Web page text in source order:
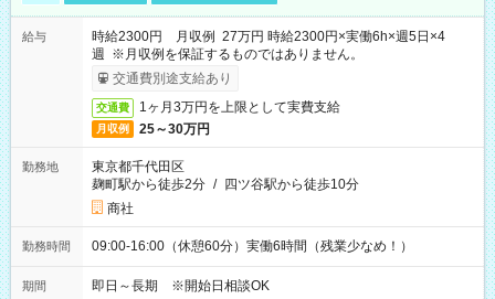
給与
時給2300円 月収例 27万円 時給2300円×実働6h×週5日×4
週 ※月収例を保証するものではありません。
交通費別途支給あり
交通費 1ヶ月3万円を上限として実費支給
月収例 25～30万円
勤務地
東京都千代田区
麹町駅から徒歩2分 / 四ツ谷駅から徒歩10分
商社
勤務時間 09:00-16:00（休憩60分）実働6時間（残業少なめ！）
期間 即日～長期 ※開始日相談OK